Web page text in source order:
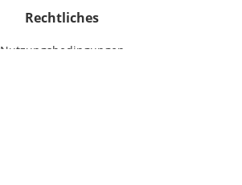
Rechtliches
Nutzungsbedingungen